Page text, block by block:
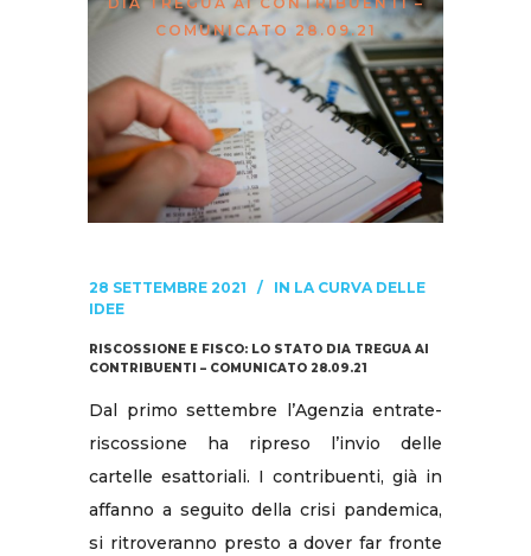
COMUNICATO 28.09.21
28 SETTEMBRE 2021 IN LA CURVA DELLE
IDEE
RISCOSSIONE E FISCO: LO STATO DIA TREGUA AI
CONTRIBUENTI – COMUNICATO 28.09.21
Dal primo settembre l’Agenzia entrate-
riscossione ha ripreso l’invio delle
cartelle esattoriali. I contribuenti, già in
affanno a seguito della crisi pandemica,
si ritroveranno presto a dover far fronte